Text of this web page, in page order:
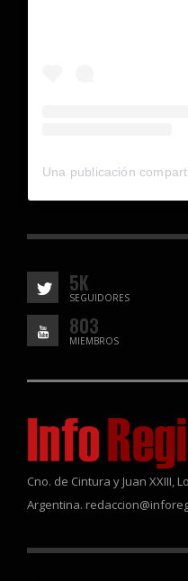
5K
SEGUIDORES
803
MIEMBROS
Cno. de Cintura y Juan XXIII,
Argentina.